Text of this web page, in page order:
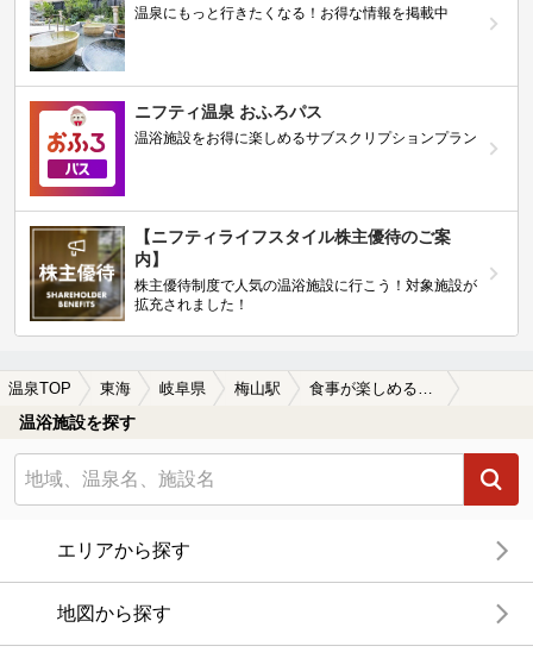
温泉にもっと行きたくなる！お得な情報を掲載中
ニフティ温泉 おふろパス
温浴施設をお得に楽しめるサブスクリプションプラン
【ニフティライフスタイル株主優待のご案
内】
株主優待制度で人気の温浴施設に行こう！対象施設が
拡充されました！
温泉TOP 東海 岐阜県 梅山駅 食事が楽しめる梅山駅近くの温泉、日帰り温泉、スーパー銭湯おすすめ
温浴施設を探す
エリアから探す
地図から探す